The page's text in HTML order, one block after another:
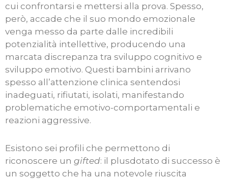
cui confrontarsi e mettersi alla prova. Spesso,
però, accade che il suo mondo emozionale
venga messo da parte dalle incredibili
potenzialità intellettive, producendo una
marcata discrepanza tra sviluppo cognitivo e
sviluppo emotivo. Questi bambini arrivano
spesso all’attenzione clinica sentendosi
inadeguati, rifiutati, isolati, manifestando
problematiche emotivo-comportamentali e
reazioni aggressive.
Esistono sei profili che permettono di
riconoscere un gifted: il plusdotato di successo è
un soggetto che ha una notevole riuscita